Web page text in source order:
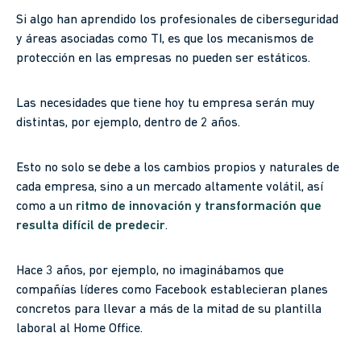
Si algo han aprendido los profesionales de ciberseguridad
y áreas asociadas como TI, es que los mecanismos de
protección en las empresas no pueden ser estáticos.
Las necesidades que tiene hoy tu empresa serán muy
distintas, por ejemplo, dentro de 2 años.
Esto no solo se debe a los cambios propios y naturales de
cada empresa, sino a un mercado altamente volátil, así
como a un ritmo de innovación y transformación que
resulta difícil de predecir.
Hace 3 años, por ejemplo, no imaginábamos que
compañías líderes como Facebook establecieran planes
concretos para llevar a más de la mitad de su plantilla
laboral al Home Office.